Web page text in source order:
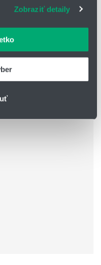
našim partnerom v
Zobraziť detaily